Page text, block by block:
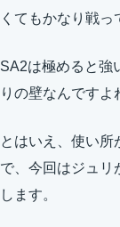
くてもかなり戦っ
SA2は極めると強
りの壁なんですよ
とはいえ、使い
で、今回はジュリ
します。